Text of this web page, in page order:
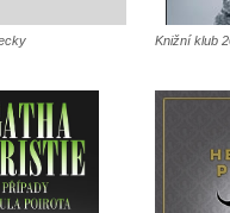
Knižní klub